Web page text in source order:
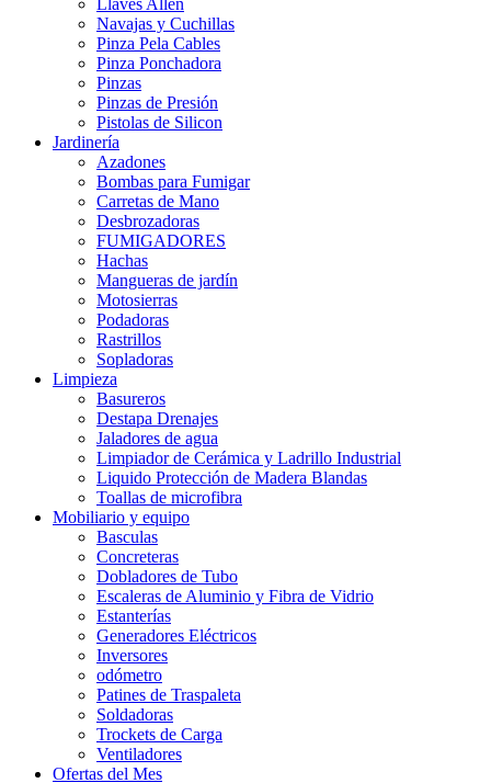
Llaves Allen
Navajas y Cuchillas
Pinza Pela Cables
Pinza Ponchadora
Pinzas
Pinzas de Presión
Pistolas de Silicon
Jardinería
Azadones
Bombas para Fumigar
Carretas de Mano
Desbrozadoras
FUMIGADORES
Hachas
Mangueras de jardín
Motosierras
Podadoras
Rastrillos
Sopladoras
Limpieza
Basureros
Destapa Drenajes
Jaladores de agua
Limpiador de Cerámica y Ladrillo Industrial
Liquido Protección de Madera Blandas
Toallas de microfibra
Mobiliario y equipo
Basculas
Concreteras
Dobladores de Tubo
Escaleras de Aluminio y Fibra de Vidrio
Estanterías
Generadores Eléctricos
Inversores
odómetro
Patines de Traspaleta
Soldadoras
Trockets de Carga
Ventiladores
Ofertas del Mes